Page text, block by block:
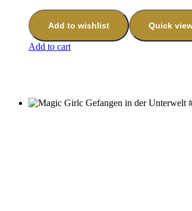
Add to wishlist Quick
Add to cart